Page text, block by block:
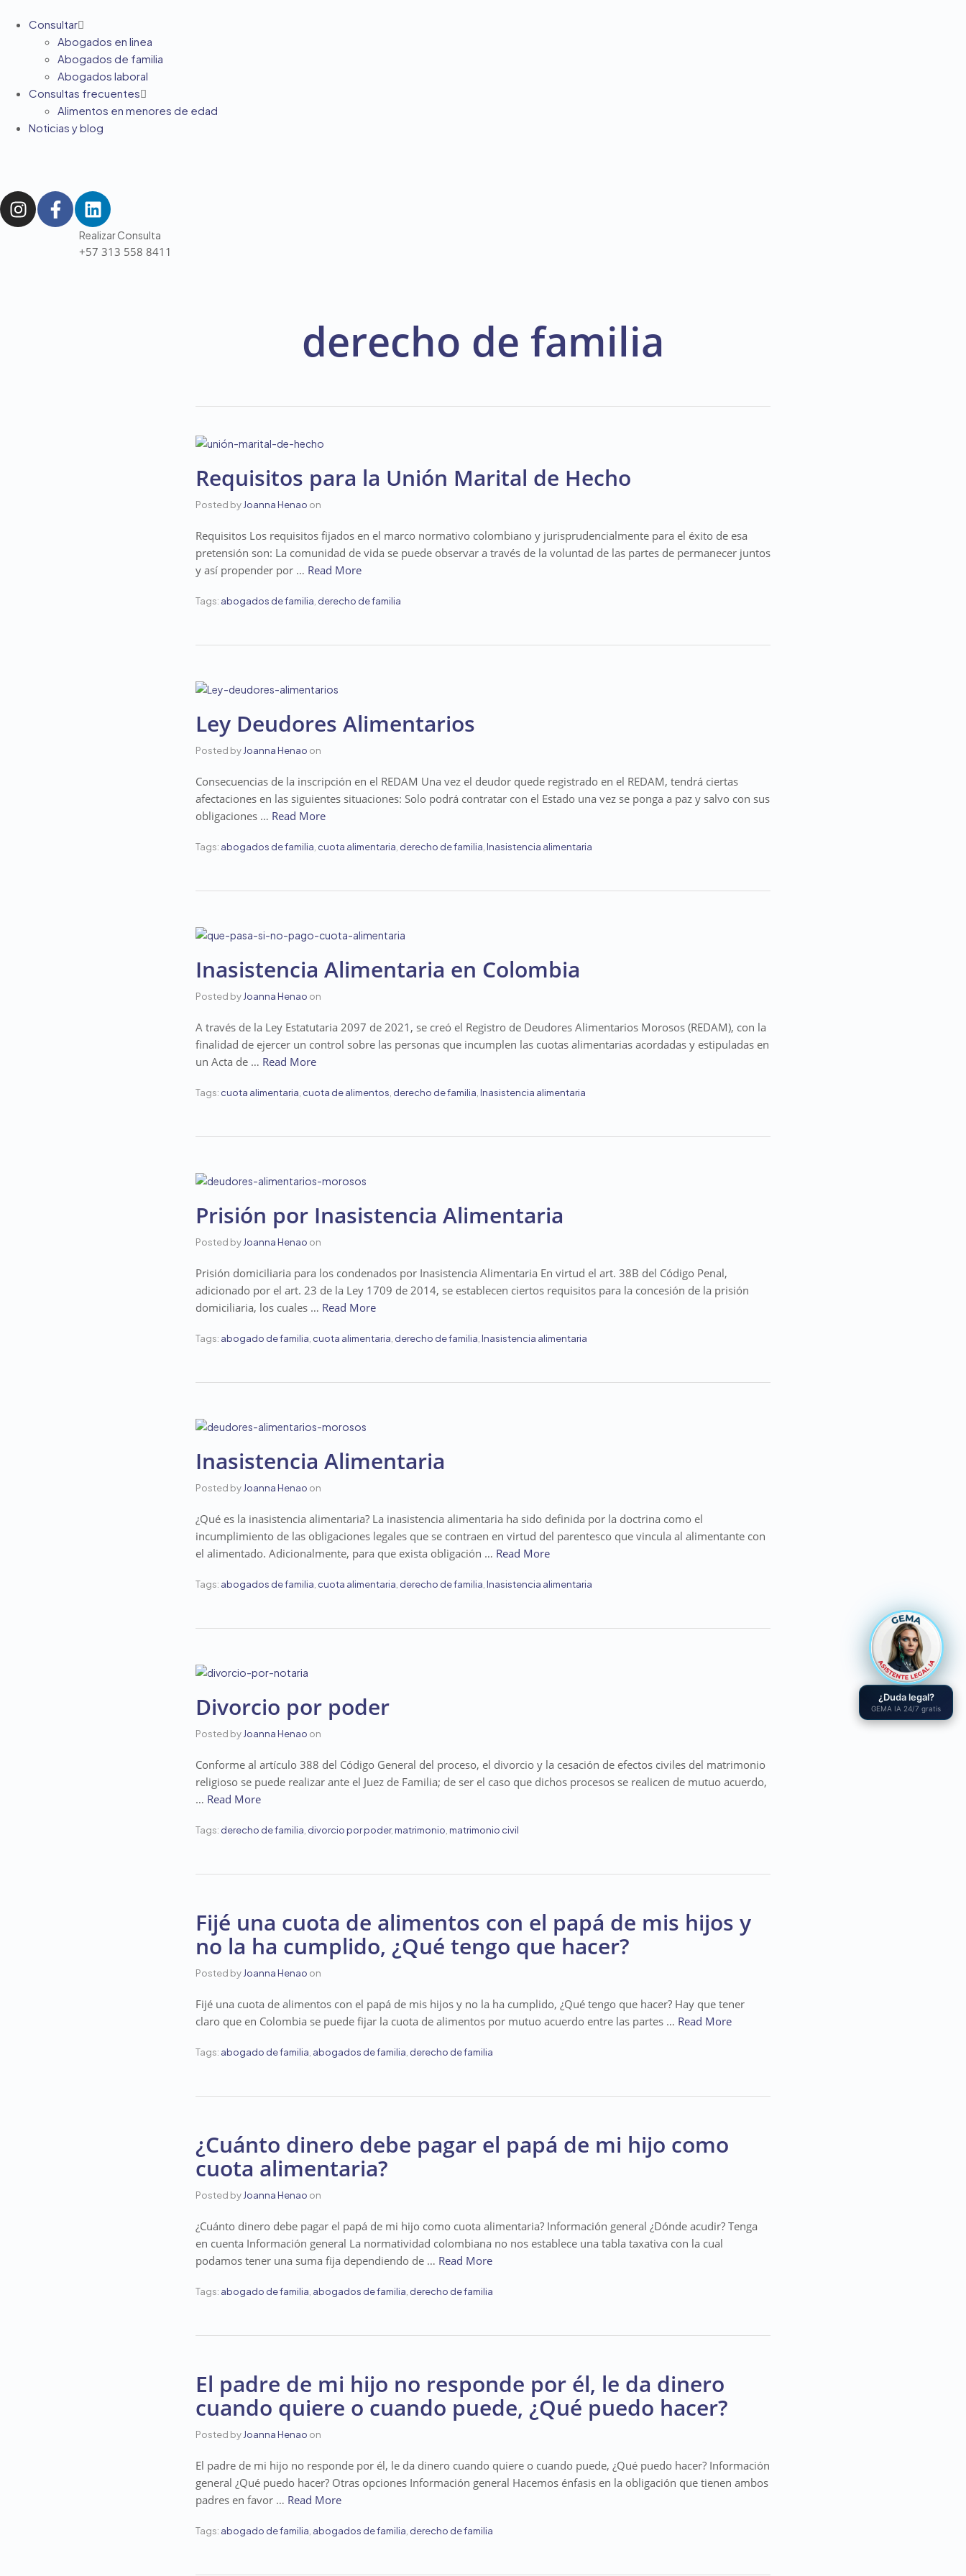
Consultar
Abogados en linea
Abogados de familia
Abogados laboral
Consultas frecuentes
Alimentos en menores de edad
Noticias y blog
Realizar Consulta
+57 313 558 8411
derecho de familia
Requisitos para la Unión Marital de Hecho
Posted by Joanna Henao on
Requisitos Los requisitos fijados en el marco normativo colombiano y jurisprudencialmente para el éxito de esa
pretensión son: La comunidad de vida se puede observar a través de la voluntad de las partes de permanecer juntos
y así propender por … Read More
Tags: abogados de familia derecho de familia
Ley Deudores Alimentarios
Posted by Joanna Henao on
Consecuencias de la inscripción en el REDAM Una vez el deudor quede registrado en el REDAM, tendrá ciertas
afectaciones en las siguientes situaciones: Solo podrá contratar con el Estado una vez se ponga a paz y salvo con sus
obligaciones … Read More
Tags: abogados de familia cuota alimentaria derecho de familia Inasistencia alimentaria
Inasistencia Alimentaria en Colombia
Posted by Joanna Henao on
A través de la Ley Estatutaria 2097 de 2021, se creó el Registro de Deudores Alimentarios Morosos (REDAM), con la
finalidad de ejercer un control sobre las personas que incumplen las cuotas alimentarias acordadas y estipuladas en
un Acta de … Read More
Tags: cuota alimentaria cuota de alimentos derecho de familia Inasistencia alimentaria
Prisión por Inasistencia Alimentaria
Posted by Joanna Henao on
Prisión domiciliaria para los condenados por Inasistencia Alimentaria En virtud el art. 38B del Código Penal,
adicionado por el art. 23 de la Ley 1709 de 2014, se establecen ciertos requisitos para la concesión de la prisión
domiciliaria, los cuales … Read More
Tags: abogado de familia cuota alimentaria derecho de familia Inasistencia alimentaria
Inasistencia Alimentaria
Posted by Joanna Henao on
¿Qué es la inasistencia alimentaria? La inasistencia alimentaria ha sido definida por la doctrina como el
incumplimiento de las obligaciones legales que se contraen en virtud del parentesco que vincula al alimentante con
el alimentado. Adicionalmente, para que exista obligación … Read More
Tags: abogados de familia cuota alimentaria derecho de familia Inasistencia alimentaria
Divorcio por poder
Posted by Joanna Henao on
Conforme al artículo 388 del Código General del proceso, el divorcio y la cesación de efectos civiles del matrimonio
religioso se puede realizar ante el Juez de Familia; de ser el caso que dichos procesos se realicen de mutuo acuerdo,
… Read More
Tags: derecho de familia divorcio por poder, matrimonio matrimonio civil
Fijé una cuota de alimentos con el papá de mis hijos y
no la ha cumplido, ¿Qué tengo que hacer?
Posted by Joanna Henao on
Fijé una cuota de alimentos con el papá de mis hijos y no la ha cumplido, ¿Qué tengo que hacer? Hay que tener
claro que en Colombia se puede fijar la cuota de alimentos por mutuo acuerdo entre las partes … Read More
Tags: abogado de familia abogados de familia derecho de familia
¿Cuánto dinero debe pagar el papá de mi hijo como
cuota alimentaria?
Posted by Joanna Henao on
¿Cuánto dinero debe pagar el papá de mi hijo como cuota alimentaria? Información general ¿Dónde acudir? Tenga
en cuenta Información general La normatividad colombiana no nos establece una tabla taxativa con la cual
podamos tener una suma fija dependiendo de … Read More
Tags: abogado de familia abogados de familia derecho de familia
El padre de mi hijo no responde por él, le da dinero
cuando quiere o cuando puede, ¿Qué puedo hacer?
Posted by Joanna Henao on
El padre de mi hijo no responde por él, le da dinero cuando quiere o cuando puede, ¿Qué puedo hacer? Información
general ¿Qué puedo hacer? Otras opciones Información general Hacemos énfasis en la obligación que tienen ambos
padres en favor … Read More
Tags: abogado de familia abogados de familia derecho de familia
¿Duda legal?
GEMA IA 24/7 gratis